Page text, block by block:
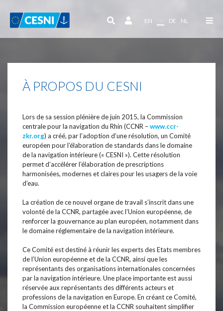
EN DE NL
À PROPOS DU CESNI
Lors de sa session plénière de juin 2015, la Commission
centrale pour la navigation du Rhin (CCNR –www.ccr-
zkr.org) a créé, par l’adoption d’une résolution, un Comité
européen pour l’élaboration de standards dans le domaine
de la navigation intérieure (« CESNI »). Cette résolution
permet d’accélérer l’élaboration de prescriptions
harmonisées, modernes et claires pour les usagers de la voie
d’eau.
La création de ce nouvel organe de travail s’inscrit dans une
volonté de la CCNR, partagée avec l’Union européenne, de
renforcer la gouvernance au plan européen, notamment dans
le domaine réglementaire de la navigation intérieure.
Ce Comité est destiné à réunir les experts des Etats membres
de l’Union européenne et de la CCNR, ainsi que les
représentants des organisations internationales concernées
par la navigation intérieure. Une place importante est aussi
réservée aux représentants des différents acteurs et
professions de la navigation en Europe. En créant ce Comité,
la Commission européenne et la CCNR souhaitent simplifier